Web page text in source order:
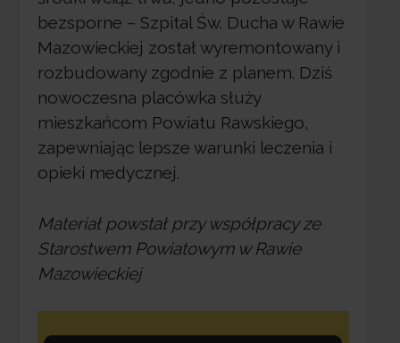
bezsporne – Szpital Św. Ducha w Rawie
Mazowieckiej został wyremontowany i
rozbudowany zgodnie z planem. Dziś
nowoczesna placówka służy
mieszkańcom Powiatu Rawskiego,
zapewniając lepsze warunki leczenia i
opieki medycznej.
Materiał powstał przy współpracy ze
Starostwem Powiatowym w Rawie
Mazowieckiej